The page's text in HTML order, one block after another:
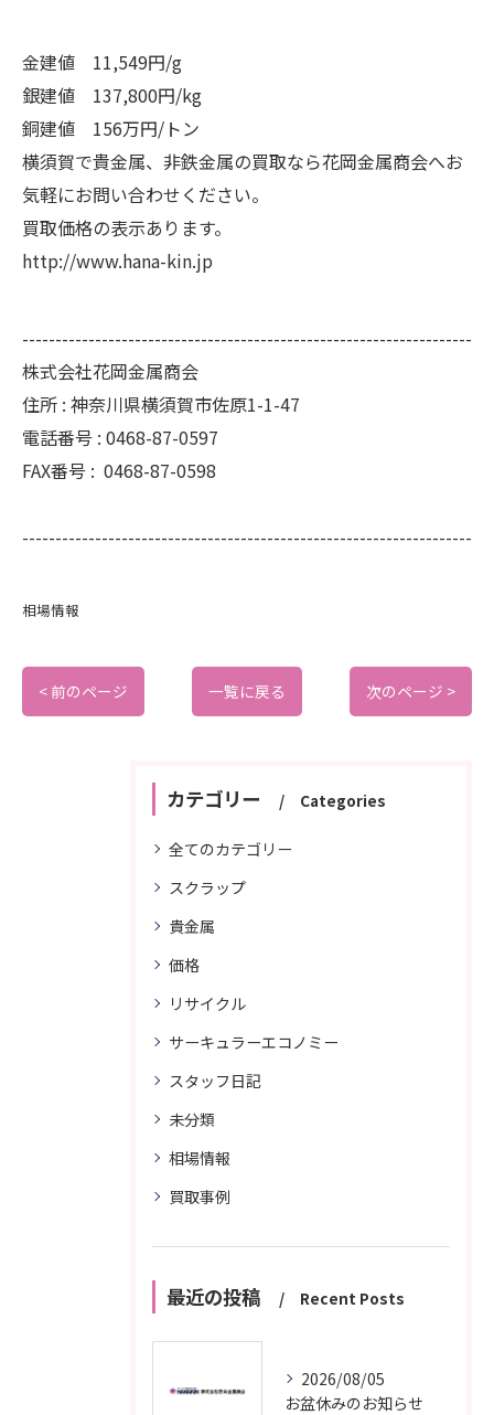
金建値 11,549円/g
銀建値 137,800円/kg
銅建値 156万円/トン
横須賀で貴金属、非鉄金属の買取なら花岡金属商会へお
気軽にお問い合わせください。
買取価格の表示あります。
http://www.hana-kin.jp
--------------------------------------------------------------------
株式会社花岡金属商会
住所 : 神奈川県横須賀市佐原1-1-47
電話番号 : 0468-87-0597
FAX番号 : 0468-87-0598
--------------------------------------------------------------------
相場情報
< 前のページ 一覧に戻る 次のページ >
カテゴリー Categories
全てのカテゴリー
スクラップ
貴金属
価格
リサイクル
サーキュラーエコノミー
スタッフ日記
未分類
相場情報
買取事例
最近の投稿 Recent Posts
2026/08/05
お盆休みのお知らせ